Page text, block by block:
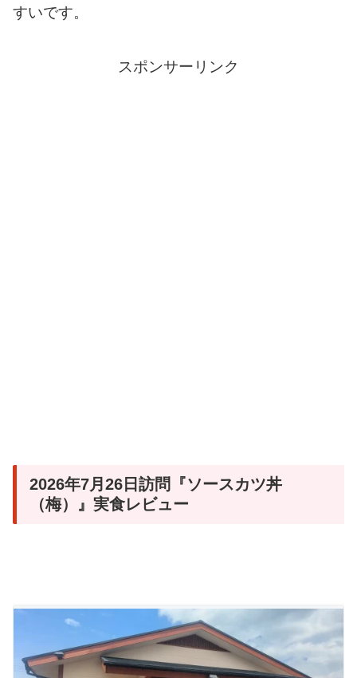
すいです。
スポンサーリンク
2026年7月26日訪問『ソースカツ丼
（梅）』実食レビュー